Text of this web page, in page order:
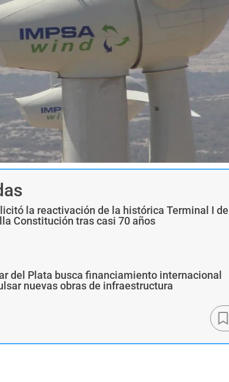
la reactivación de la histórica Terminal I del
Constitución tras casi 70 años
del Plata busca financiamiento internacional
nuevas obras de infraestructura